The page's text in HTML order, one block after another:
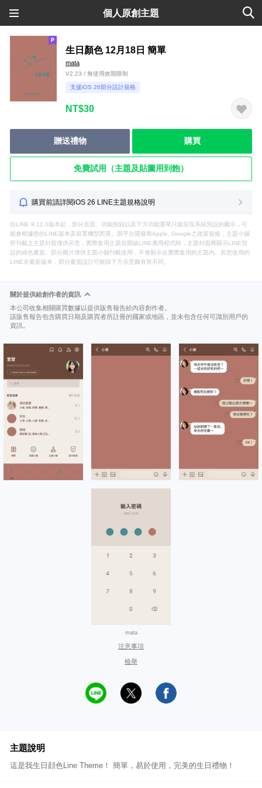
個人原創主題
生日顏色 12月18日 簡單
mata
V2.23 / 無使用效期限制
支援iOS 26部分設計規格
NT$30
贈送禮物 購買
免費試用（主題及貼圖用到飽）
購買前請詳閱iOS 26 LINE主題規格說明
自LINE 9.12.0版本起，部分頁面、功能按鈕以及下方功能選單只能呈現系統預設的圖示，可
能會根據您的LINE版本及裝置機型而異。因平台開發商Apple, Google之政策規格，主題小舖
所刊載之主題封面僅供示意，實際套用主題並開啟LINE應用程式時，主題封面將顯示LINE預
設的綠色畫面。部分圖片僅供主題小舖刊載使用，不會顯示在實際套用的主題內。若您使用的
LINE非最新版本，部分畫面設計可能與下方示意圖有所不同。
關於提供給創作者的資訊
本公司收集相關購買數據以提供販售報告給內容創作者。
該販售報告包含購買日期及購買者所註冊的國家或地區，並未包含任何可識別用戶的
資訊。
mata
注意事項
檢舉
主題說明
這是我生日顔色Line Theme！ 簡單，易於使用，完美的生日禮物！